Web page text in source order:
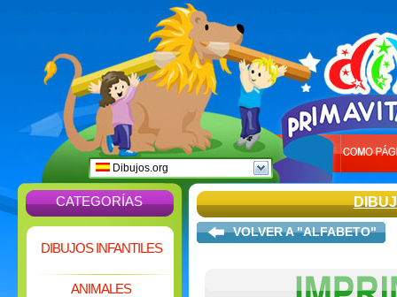
Dibujos.org
CATEGORÍAS
DIBUJOS INFANTILES
ANIMALES
VOLVER A "ALFABETO"